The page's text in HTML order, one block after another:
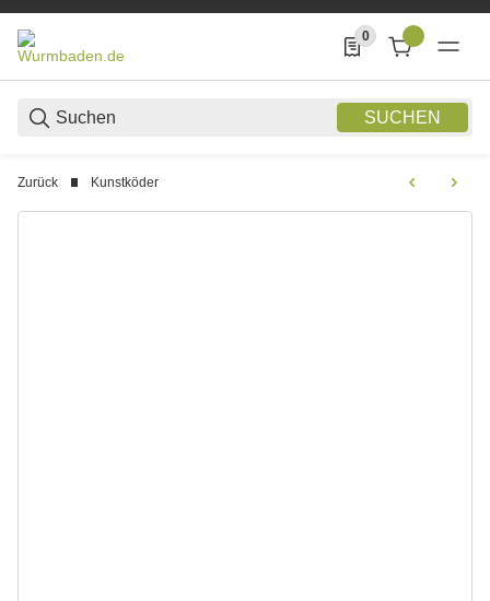
SUCHEN
0
0 Produkte in der
Zurück Kunstköder